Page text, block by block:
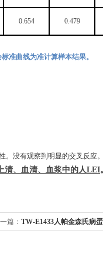
0.654 0.479
准曲线为准计算样本结果。
。没有观察到明显的交叉反应。
清、血清、血浆中的人LEI
篇： TW-E1433人帕金森氏病